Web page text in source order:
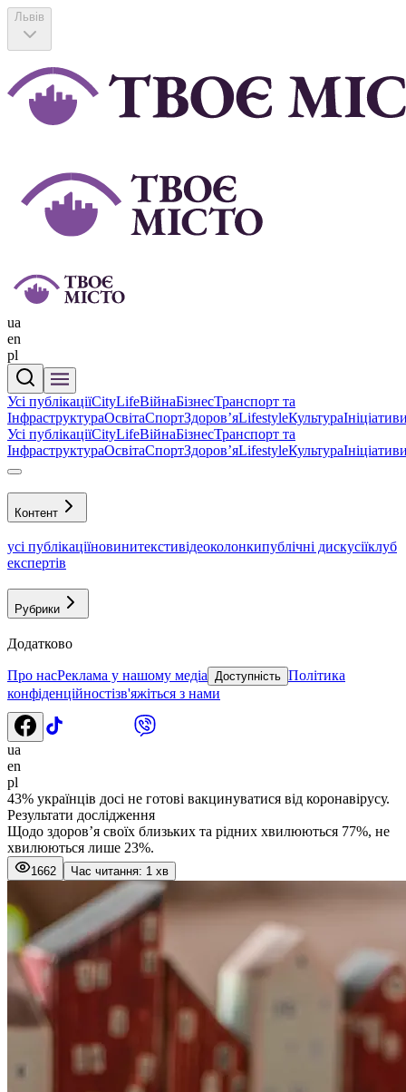
Львів
ua
en
pl
Усі публікаціїCityLifeВійнаБізнесТранспорт та
ІнфраструктураОсвітаСпортЗдоровʼяLifestyleКультура
Усі публікаціїCityLifeВійнаБізнесТранспорт та
ІнфраструктураОсвітаСпортЗдоровʼяLifestyleКультура
Контент
усі публікаціїновинитекстивідеоколонкипублічні дискусіїклуб
експертів
Рубрики
Додатково
Про насРеклама у нашому медіа Доступність Політика
конфіденційностізв'яжіться з нами
ua
en
pl
43% українців досі не готові вакцинуватися від коронавірусу.
Результати дослідження
Щодо здоров’я своїх близьких та рідних хвилюються 77%, не
хвилюються лише 23%.
1662 Час читання: 1 хв